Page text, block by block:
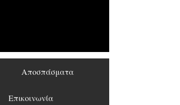
Αποσπάσματα
Επικοινωνία